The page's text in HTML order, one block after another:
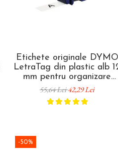
Etichete originale DYMO
LetraTag din plastic alb
mm pentru organizare
acasa, birou si scoala
S0721660
55,64 Lei42,29 Lei
-50%